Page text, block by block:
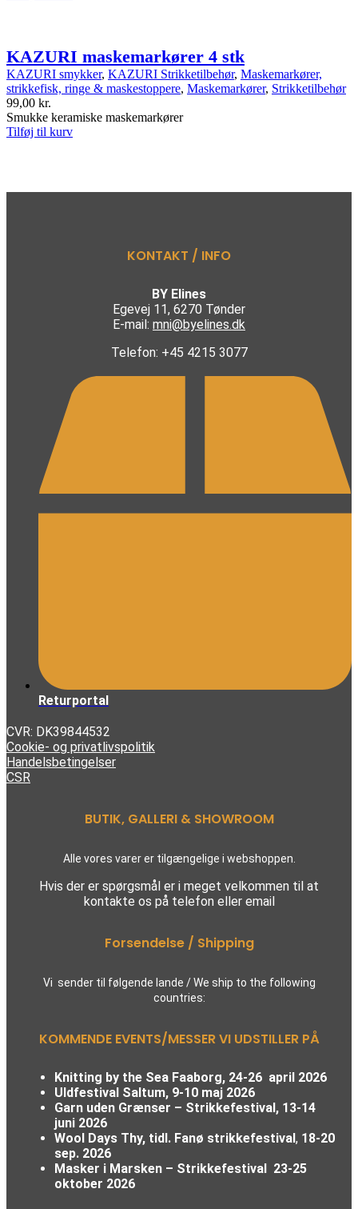
KAZURI maskemarkører 4 stk
KAZURI smykker, KAZURI Strikketilbehør, Maskemarkører,
strikkefisk, ringe & maskestoppere, Maskemarkører, Strikketilbehør
99,00 kr.
Smukke keramiske maskemarkører
Tilføj til kurv
KONTAKT / INFO
BY Elines
Egevej 11, 6270 Tønder
E-mail: mni@byelines.dk
Telefon: +45 4215 3077
Returportal
CVR: DK39844532
Cookie- og privatlivspolitik
Handelsbetingelser
CSR
BUTIK, GALLERI & SHOWROOM
Alle vores varer er tilgængelige i webshoppen.
Hvis der er spørgsmål er i meget velkommen til at
kontakte os på telefon eller email
Forsendelse / Shipping
Vi sender til følgende lande / We ship to the following
countries:
KOMMENDE EVENTS/MESSER VI UDSTILLER PÅ
Knitting by the Sea Faaborg, 24-26 april 2026
Uldfestival Saltum, 9-10 maj 2026
Garn uden Grænser – Strikkefestival, 13-14
juni 2026
Wool Days Thy, tidl. Fanø strikkefestival , 18-20
sep. 2026
Masker i Marsken – Strikkefestival
23-25
oktober 2026